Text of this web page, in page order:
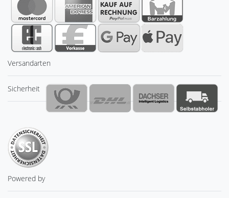
Versandarten
Sicherheit
Powered by